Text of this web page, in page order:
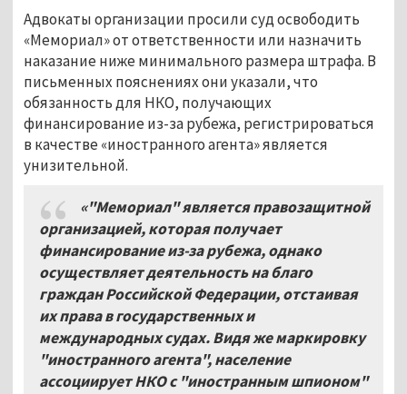
Адвокаты организации просили суд освободить
«Мемориал» от ответственности или назначить
наказание ниже минимального размера штрафа. В
письменных пояснениях они указали, что
обязанность для НКО, получающих
финансирование из-за рубежа, регистрироваться
в качестве «иностранного агента» является
унизительной.
«"Мемориал" является правозащитной
организацией, которая получает
финансирование из-за рубежа, однако
осуществляет деятельность на благо
граждан Российской Федерации, отстаивая
их права в государственных и
международных судах. Видя же маркировку
"иностранного агента", население
ассоциирует НКО с "иностранным шпионом"